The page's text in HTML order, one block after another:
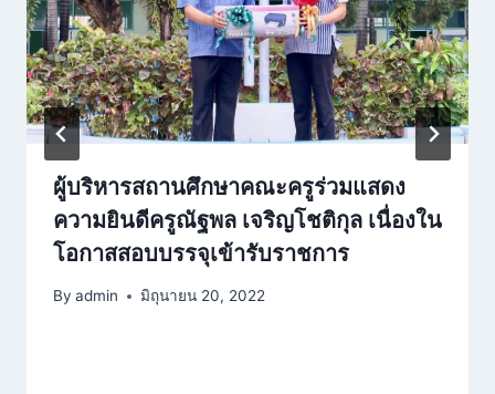
ผู้บริหารสถานศึกษาคณะครูร่วมแสดง
ความยินดีครูณัฐพล เจริญโชติกุล เนื่องใน
โอกาสสอบบรรจุเข้ารับราชการ
By admin มิถุนายน 20, 2022